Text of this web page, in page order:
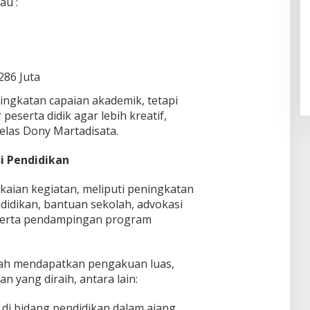
Juta
capaian akademik, tetapi
didik agar lebih kreatif,
Dony Martadisata.
Pendidikan
kegiatan, meliputi peningkatan
bantuan sekolah, advokasi
pendampingan program
mendapatkan pengakuan luas,
yang diraih, antara lain: